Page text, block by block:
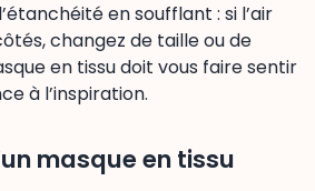
en soufflant : si l’air
changez de taille ou de
en tissu doit vous faire sentir
à l’inspiration.
masque en tissu